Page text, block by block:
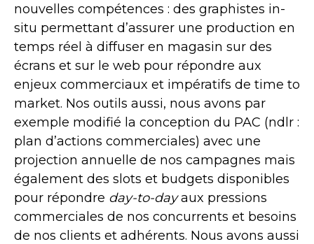
nouvelles compétences : des graphistes in-
situ permettant d’assurer une production en
temps réel à diffuser en magasin sur des
écrans et sur le web pour répondre aux
enjeux commerciaux et impératifs de time to
market. Nos outils aussi, nous avons par
exemple modifié la conception du PAC (ndlr :
plan d’actions commerciales) avec une
projection annuelle de nos campagnes mais
également des slots et budgets disponibles
pour répondre day-to-dayaux pressions
commerciales de nos concurrents et besoins
de nos clients et adhérents. Nous avons aussi